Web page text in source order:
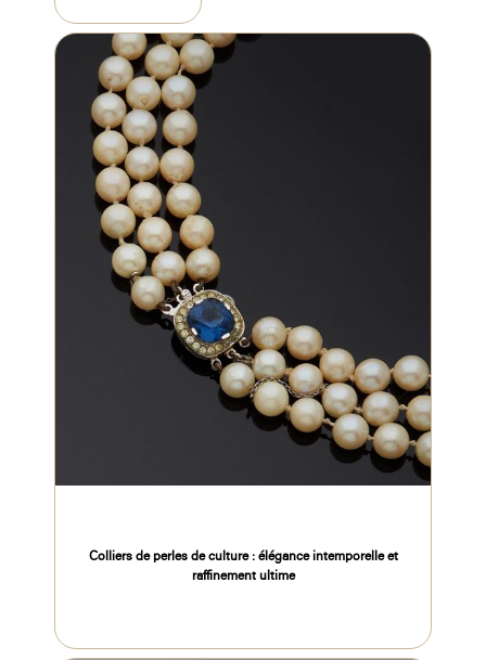
Colliers de perles de culture : élégance intemporelle et
raffinement ultime